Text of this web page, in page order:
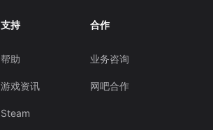
支持
帮助
游戏资讯
Steam
合作
业务咨询
网吧合作